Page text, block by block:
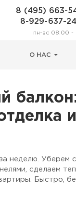
8 (495) 663-
8-929-637-
пн-вс 08:00 -
О НАС
неделю. Уберем
сделаем
Быстро,